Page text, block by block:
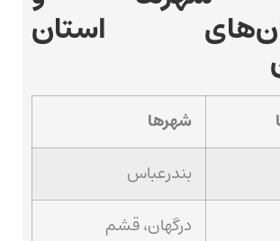
استان
شهرها
بندرعباس
درگهان، قشم